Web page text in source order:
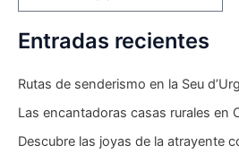
Entradas recientes
Rutas de senderismo en la Seu
Las encantadoras casas rurales en
Descubre las joyas de la atrayente